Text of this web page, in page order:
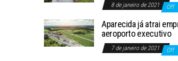
8 de janeiro de 2021 Off
Aparecida já atrai
aeroporto executivo
7 de janeiro de 2021 Off